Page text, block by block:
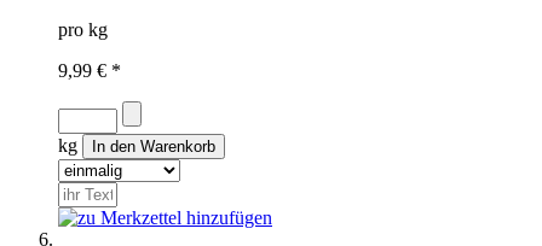
pro kg
9,99 € *
kg